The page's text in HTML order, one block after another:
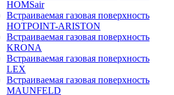
HOMSair
Встраиваемая газовая поверхность
HOTPOINT-ARISTON
Встраиваемая газовая поверхность
KRONA
Встраиваемая газовая поверхность
LEX
Встраиваемая газовая поверхность
MAUNFELD